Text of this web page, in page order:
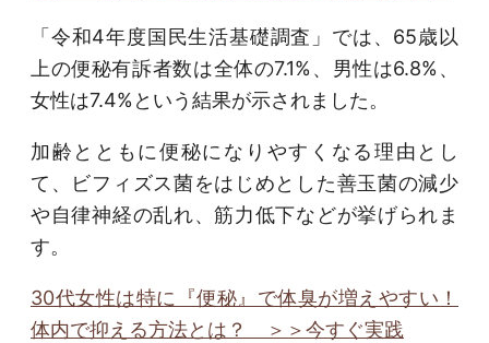
「令和4年度国民生活基礎調査」では、65歳以
上の便秘有訴者数は全体の7.1%、男性は6.8%、
女性は7.4%という結果が示されました。
加齢とともに便秘になりやすくなる理由とし
て、ビフィズス菌をはじめとした善玉菌の減少
や自律神経の乱れ、筋力低下などが挙げられま
す。
30代女性は特に『便秘』で体臭が増えやすい！
体内で抑える方法とは？ ＞＞今すぐ実践